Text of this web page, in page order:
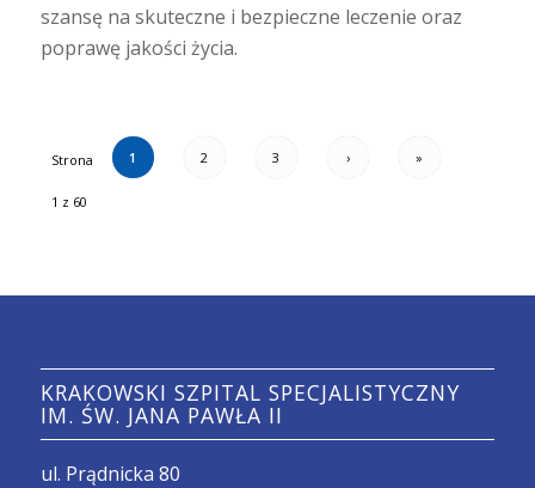
szansę na skuteczne i bezpieczne leczenie oraz
poprawę jakości życia.
Strona
1 z 60
1 2 3 › »
KRAKOWSKI SZPITAL SPECJALISTYCZNY
IM. ŚW. JANA PAWŁA II
ul. Prądnicka 80